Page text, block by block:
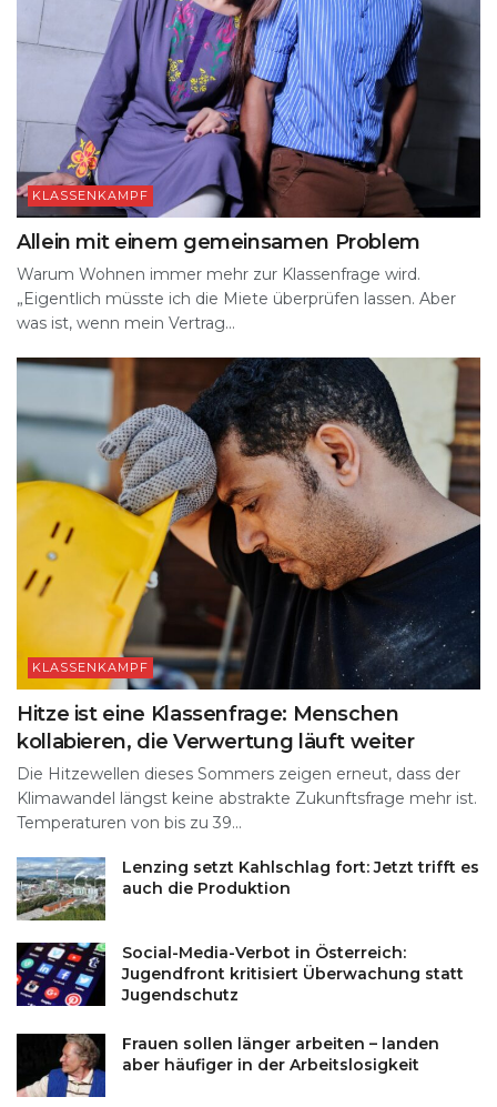
KLASSENKAMPF
Allein mit einem gemeinsamen Problem
Warum Wohnen immer mehr zur Klassenfrage wird.
„Eigentlich müsste ich die Miete überprüfen lassen. Aber
was ist, wenn mein Vertrag...
KLASSENKAMPF
Hitze ist eine Klassenfrage: Menschen
kollabieren, die Verwertung läuft weiter
Die Hitzewellen dieses Sommers zeigen erneut, dass der
Klimawandel längst keine abstrakte Zukunftsfrage mehr ist.
Temperaturen von bis zu 39...
Lenzing setzt Kahlschlag fort: Jetzt trifft es
auch die Produktion
Social-Media-Verbot in Österreich:
Jugendfront kritisiert Überwachung statt
Jugendschutz
Frauen sollen länger arbeiten – landen
aber häufiger in der Arbeitslosigkeit